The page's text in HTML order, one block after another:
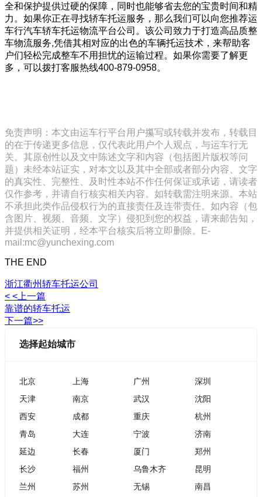
全和保护提供过硬的保障，同时也能够省去您的宝贵时间和精
力。如果你正在寻找轿车托运服务，那么我们可以向您推荐运
车行汽车轿车托运物流平台公司。该公司致力于打造高品质整
车物流服务,凭借其相对应的出色的车辆托运技术，来帮助客
户们轻松完成整车不用担忧的运输过程。如果你需要了解更
多，可以拨打客服热线400-879-0958。
免责声明：本文由运车行平台用户攥写或转载并发布，转载目
的在于传递更多信息，仅代表此用户个人观点，与运车行无
关。其原创性以及文中陈述文字和内容（包括图片版权等问
题）未经本站证实，对本文以及其中全部或者部分内容、文字
的真实性、完整性、及时性本站不作任何保证或承诺，请读者
仅作参考，并请自行核实相关内容。如转载需注明来源。本站
不承担此类作品侵权行为的直接责任及连带责任。如内容（包
含图片、视频、音频、文字）侵犯到您的权益，请来邮告知，
并提供相关证明，经本平台核实后将立即删除。E-
mail:mc@yunchexing.com
THE END
浙江衢州轿车托运公司
< <上一篇
靠谱的轿车托运
下一篇>>
选择起始城市
北京 上海 广州
深圳
天津
南京 武汉
沈阳
西安
成都 重庆
杭州
青岛
大连 宁波
济南
延边
长春 厦门
郑州
长沙
福州 乌鲁木齐
昆明
兰州
苏州 无锡
南昌